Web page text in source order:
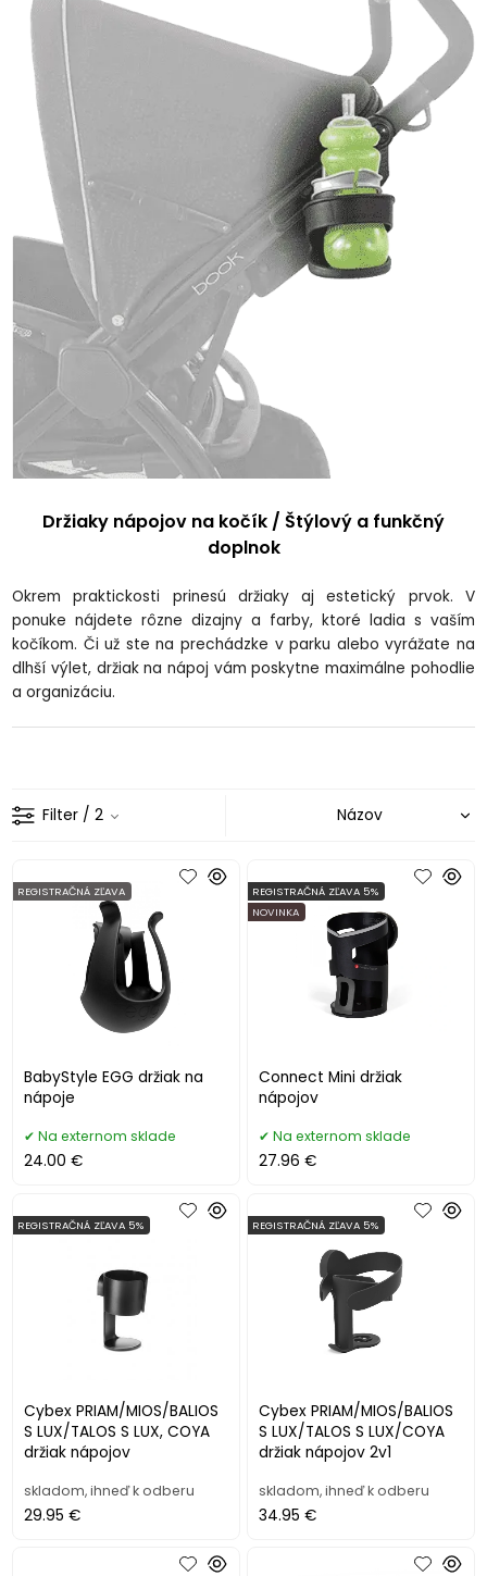
Držiaky nápojov na kočík / Štýlový a funkčný
doplnok
Okrem praktickosti prinesú držiaky aj estetický prvok. V
ponuke nájdete rôzne dizajny a farby, ktoré ladia s vaším
kočíkom. Či už ste na prechádzke v parku alebo vyrážate na
dlhší výlet, držiak na nápoj vám poskytne maximálne pohodlie
a organizáciu.
Filter / 2
BabyStyle EGG držiak na
nápoje
REGISTRAČNÁ ZĽAVA
Na externom sklade
24.00 €
Connect Mini držiak
nápojov
REGISTRAČNÁ ZĽAVA 5%
NOVINKA
Na externom sklade
27.96 €
Cybex PRIAM/MIOS/BALIOS
S LUX/TALOS S LUX, COYA
držiak nápojov
REGISTRAČNÁ ZĽAVA 5%
skladom, ihneď k odberu
29.95 €
Cybex PRIAM/MIOS/BALIOS
S LUX/TALOS S LUX/COYA
držiak nápojov 2v1
REGISTRAČNÁ ZĽAVA 5%
skladom, ihneď k odberu
34.95 €